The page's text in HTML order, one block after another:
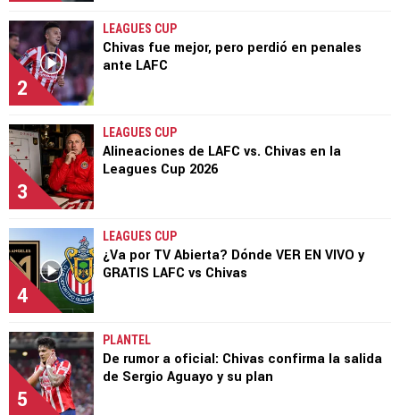
2
LEAGUES CUP
Chivas fue mejor, pero perdió en penales
ante LAFC
3
LEAGUES CUP
Alineaciones de LAFC vs. Chivas en la
Leagues Cup 2026
4
LEAGUES CUP
¿Va por TV Abierta? Dónde VER EN VIVO y
GRATIS LAFC vs Chivas
5
PLANTEL
De rumor a oficial: Chivas confirma la salida
de Sergio Aguayo y su plan